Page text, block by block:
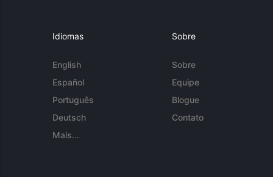
Idiomas
English
Español
Português
Deutsch
Mais...
Sobre
Sobre
Equipe
Blogue
Contato